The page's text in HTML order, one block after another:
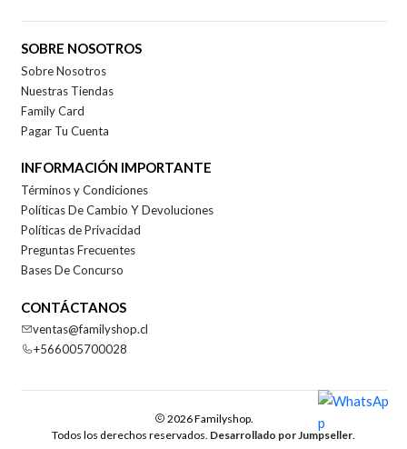
SOBRE NOSOTROS
Sobre Nosotros
Nuestras Tiendas
Family Card
Pagar Tu Cuenta
INFORMACIÓN IMPORTANTE
Términos y Condiciones
Políticas De Cambio Y Devoluciones
Políticas de Privacidad
Preguntas Frecuentes
Bases De Concurso
CONTÁCTANOS
ventas@familyshop.cl
+566005700028
2026 Familyshop.
Todos los derechos reservados. Desarrollado por Jumpseller.